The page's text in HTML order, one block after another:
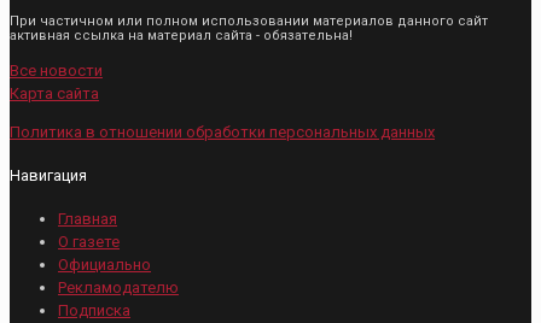
При частичном или полном использовании материалов данного сайт
активная ссылка на материал сайта - обязательна!
Все новости
Карта сайта
Политика в отношении обработки персональных данных
Навигация
Главная
О газете
Официально
Рекламодателю
Подписка